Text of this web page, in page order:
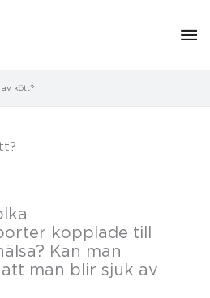
kött?
kopplade till
Kan man
man blir sjuk av